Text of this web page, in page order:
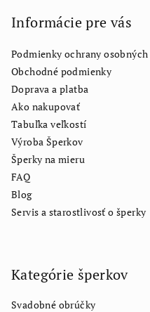
Informácie pre vás
Podmienky ochrany
Obchodné podmienky
Doprava a platba
Ako nakupovať
Tabuľka veľkostí
Výroba Šperkov
Šperky na mieru
FAQ
Blog
Servis a starostlivosť o šperky
Kategórie šperkov
Svadobné obrúčky